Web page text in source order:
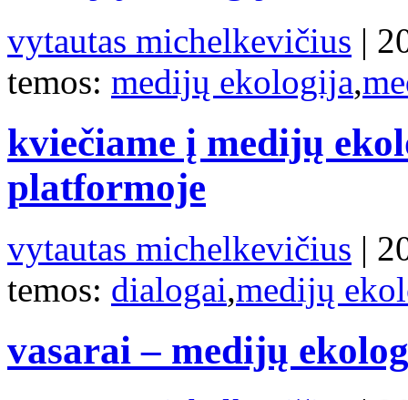
vytautas michelkevičius |
temos: medijų ekologija,
kviečiame į medijų
platformoje
vytautas michelkevičius |
temos: dialogai,medijų
vasarai – medijų